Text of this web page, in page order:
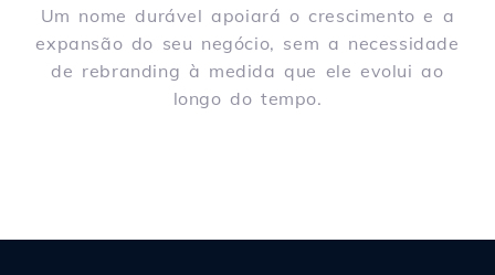
Um nome durável apoiará o crescimento e a
expansão do seu negócio, sem a necessidade
de rebranding à medida que ele evolui ao
longo do tempo.